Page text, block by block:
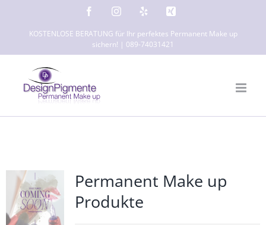
FacebookInstagram
KOSTENLOSE BERATUNG für Ihr perfektes Permanent Make up
sichern! | 089-74031421
Permanent Make up
Produkte